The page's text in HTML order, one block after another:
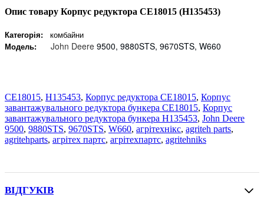
Опис товару Корпус редуктора CE18015 (H135453)
Категорія:
комбайни
Модель: John Deere 9500, 9880STS, 9670STS, W660
CE18015, H135453, Корпус редуктора CE18015, Корпус
завантажувального редуктора бункера CE18015, Корпус
завантажувального редуктора бункера H135453, John Deere
9500, 9880STS, 9670STS, W660, агрітехнікс, agriteh parts,
agritehparts, агрітех партс, агрітехпартс, agritehniks
ВІДГУКІВ